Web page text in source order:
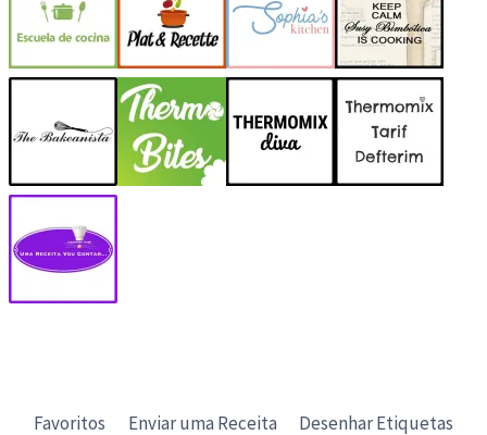
Favoritos Enviar uma Receita Desenhar Etiquetas